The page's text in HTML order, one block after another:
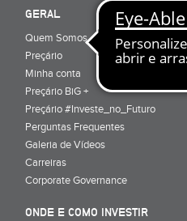
GERAL
Quem Somos
Preçário
Minha conta
Preçário BiG +
Preçário #Investe_no_Futuro
Perguntas Frequentes
Galeria de Vídeos
Carreiras
Corporate Governance
ONDE E COMO INVESTIR